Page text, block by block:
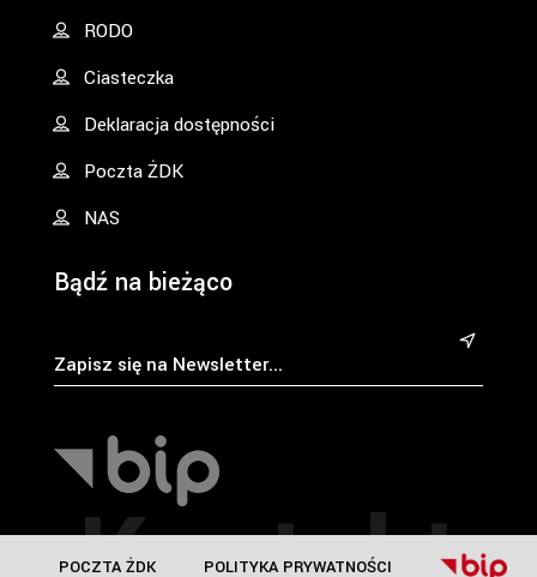
POLITYKA PRYWATNOŚCI
POCZTA ŻDK
RODO
Ciasteczka
Deklaracja dostępności
Poczta ŻDK
NAS
Bądź na bieżąco
&